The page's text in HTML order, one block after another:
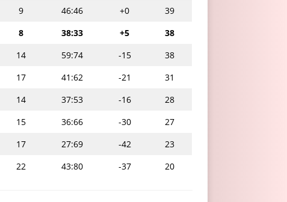
9 46:46 +0
39
8 38:33 +5
38
14 59:74 -15
38
17 41:62 -21
31
14 37:53 -16
28
15 36:66 -30
27
17 27:69 -42
23
22 43:80 -37 20